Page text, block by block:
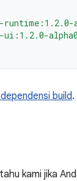
ui:1.2.0-
build.
kami jika